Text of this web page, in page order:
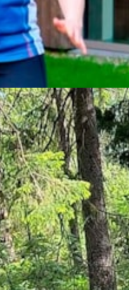
det om å finne den gode
er på vei.